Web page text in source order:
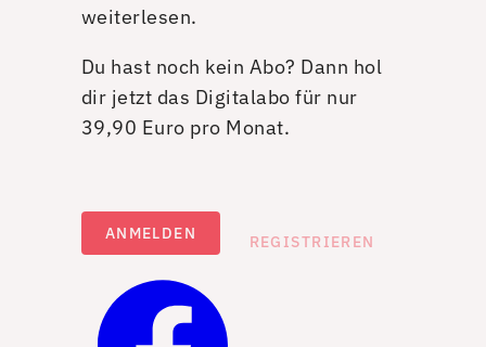
weiterlesen.
Du hast noch kein Abo? Dann hol
dir jetzt das Digitalabo für nur
39,90 Euro pro Monat.
ANMELDEN REGISTRIEREN